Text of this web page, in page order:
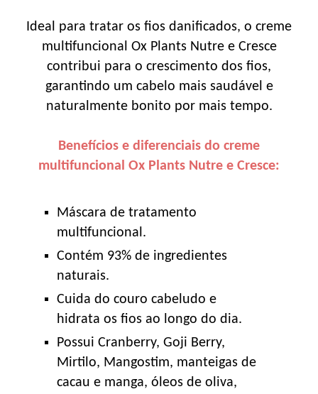
Ideal para tratar os fios danificados, o creme
multifuncional Ox Plants Nutre e Cresce
contribui para o crescimento dos fios,
garantindo um cabelo mais saudável e
naturalmente bonito por mais tempo.
Benefícios e diferenciais do creme
multifuncional Ox Plants Nutre e Cresce:
Máscara de tratamento
multifuncional.
Contém 93% de ingredientes
naturais.
Cuida do couro cabeludo e
hidrata os fios ao longo do dia.
Possui Cranberry, Goji Berry,
Mirtilo, Mangostim, manteigas de
cacau e manga, óleos de oliva,